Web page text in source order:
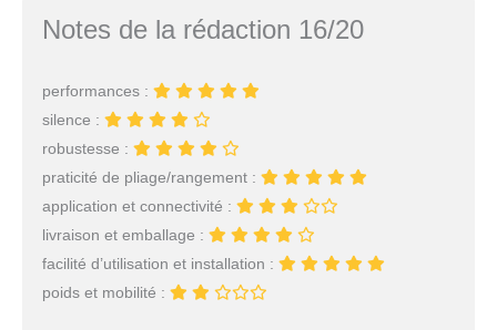
Notes de la rédaction 16/20
performances :
silence :
robustesse :
praticité de pliage/rangement :
application et connectivité :
livraison et emballage :
facilité d’utilisation et installation :
poids et mobilité :